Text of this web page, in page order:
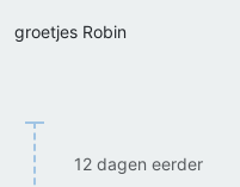
groetjes Robin
12 dagen eerder